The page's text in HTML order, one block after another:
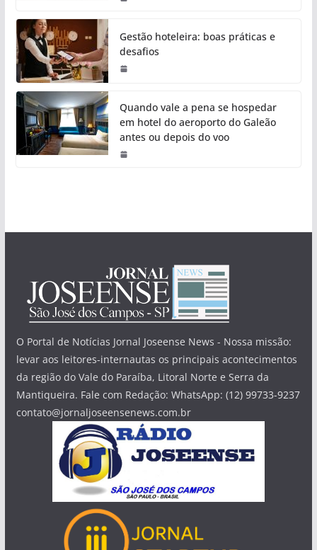
Gestão hoteleira: boas práticas e
desafios
Quando vale a pena se hospedar
em hotel do aeroporto do Galeão
antes ou depois do voo
O Portal de Notícias Jornal Joseense News - Nossa missão:
levar aos leitores-internautas os principais acontecimentos
da região do Vale do Paraíba, Litoral Norte e Serra da
Mantiqueira. Fale com Redação: WhatsApp: (12) 99733-9237
contato@jornaljoseensenews.com.br